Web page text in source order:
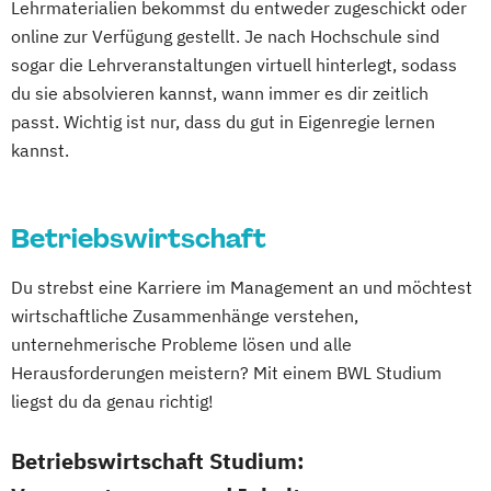
DevOps und Cloud Computing (DE/EN)
Digital Business (DE/EN)
Digital Business Management
Digital Entrepreneurship Digital Health
Digital Transformation Management -
Digitale Betriebswirtschaftslehre
Digitale Transformation
Diätetik
E-Beratung in der Pädagogik
E-Commerce Elektrotechnik
Entrepreneurship (DE/EN) Ergotherapie
Lehrmaterialien bekommst du entweder zugeschickt oder
online zur Verfügung gestellt. Je nach Hochschule sind
sogar die Lehrveranstaltungen virtuell hinterlegt, sodass
du sie absolvieren kannst, wann immer es dir zeitlich
passt. Wichtig ist nur, dass du gut in Eigenregie lernen
kannst.
Betriebswirtschaft
Du strebst eine Karriere im Management an und möchtest
wirtschaftliche Zusammenhänge verstehen,
unternehmerische Probleme lösen und alle
Herausforderungen meistern? Mit einem BWL Studium
liegst du da genau richtig!
Betriebswirtschaft Studium: